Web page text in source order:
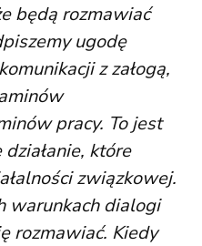
będą rozmawiać
ugodę
z załogą,
pracy. To jest
które
związkowej.
warunkach dialogi
rozmawiać. Kiedy